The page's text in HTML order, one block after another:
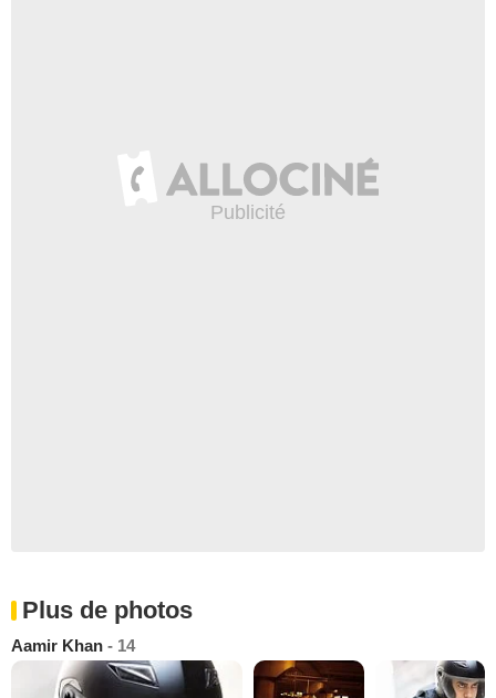
Plus de photos
Aamir Khan - 14